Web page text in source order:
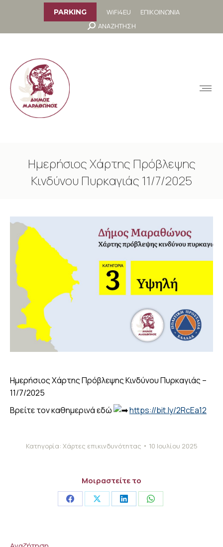
PARKING WiFi4EU
ΕΠΙΚΟΙΝΩΝΙΑ
Search:
ΑΝΑΖΗΤΗΣΗ
Ημερήσιος Χάρτης Πρόβλεψης
Κινδύνου Πυρκαγιάς 11/7/2025
Ημερήσιος Χάρτης Πρόβλεψης Κινδύνου Πυρκαγιάς –
11/7/2025
Βρείτε τον καθημερινά εδώ
https://bit.ly/2RcEa12
Κατηγορία: Χάρτες επικινδυνότητας 10 Ιουλίου 2025
Μοιραστείτε το
Share Share Share Share